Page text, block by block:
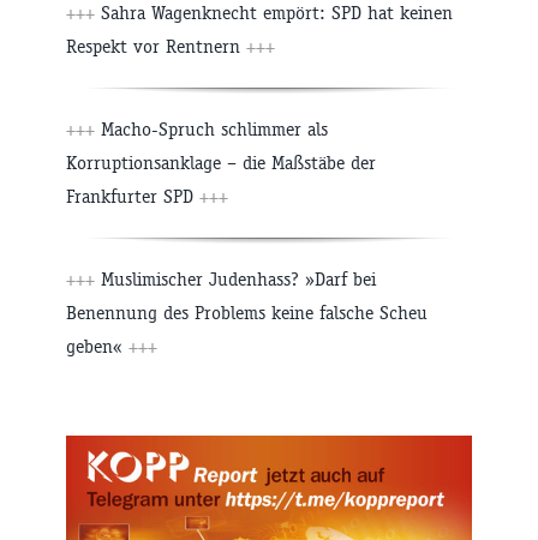
+++ Sahra Wagenknecht empört: SPD hat keinen
Respekt vor Rentnern +++
+++ Macho-Spruch schlimmer als
Korruptionsanklage – die Maßstäbe der
Frankfurter SPD +++
+++ Muslimischer Judenhass? »Darf bei
Benennung des Problems keine falsche Scheu
geben« +++